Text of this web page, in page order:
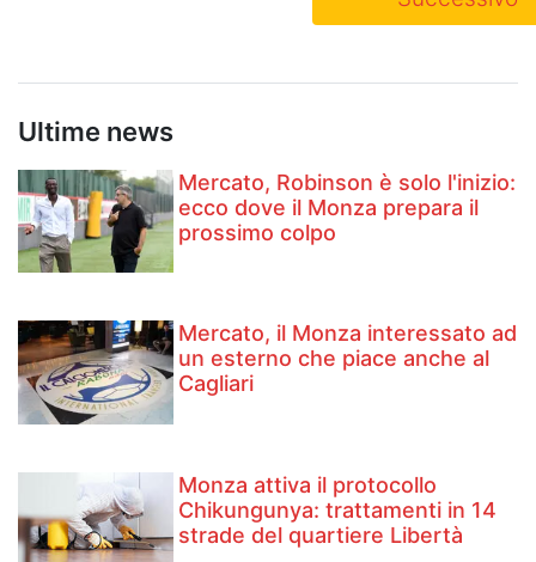
Ultime news
Mercato, Robinson è solo l'inizio:
ecco dove il Monza prepara il
prossimo colpo
Mercato, il Monza interessato ad
un esterno che piace anche al
Cagliari
Monza attiva il protocollo
Chikungunya: trattamenti in 14
strade del quartiere Libertà